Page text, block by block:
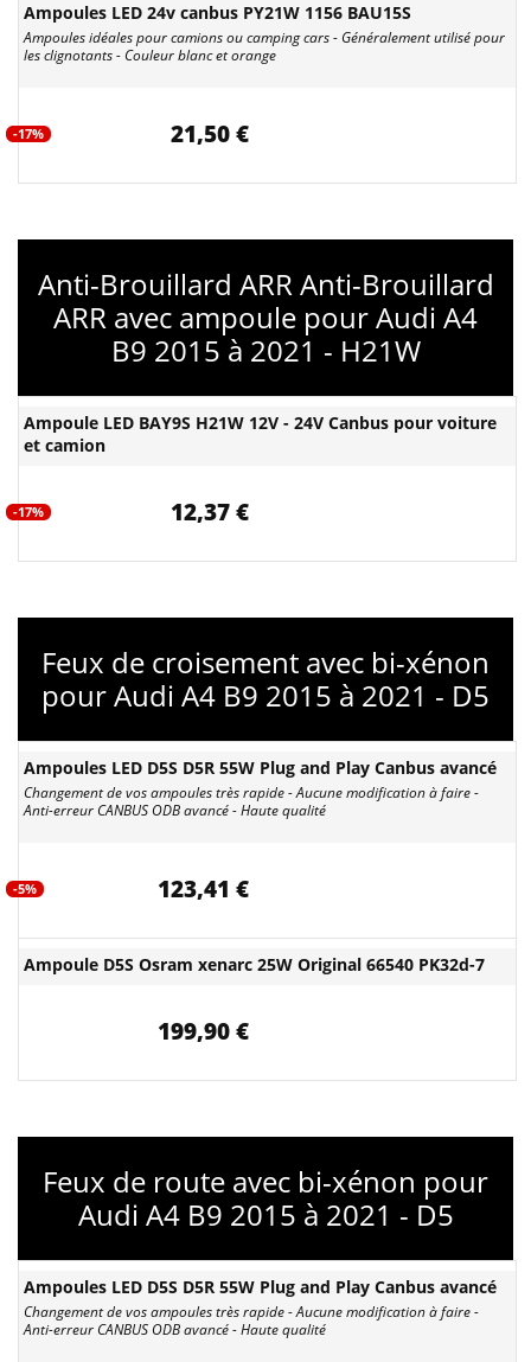
Ampoules LED 24v canbus PY21W 1156 BAU15S
Ampoules idéales pour camions ou camping cars - Généralement utilisé pour
les clignotants - Couleur blanc et orange
-17% 21,50 €
Anti-Brouillard ARR Anti-Brouillard
ARR avec ampoule pour Audi A4
B9 2015 à 2021 - H21W
Ampoule LED BAY9S H21W 12V - 24V Canbus pour voiture
et camion
-17% 12,37 €
Feux de croisement avec bi-xénon
pour Audi A4 B9 2015 à 2021 - D5
Ampoules LED D5S D5R 55W Plug and Play Canbus avancé
Changement de vos ampoules très rapide - Aucune modification à faire -
Anti-erreur CANBUS ODB avancé - Haute qualité
-5% 123,41 €
Ampoule D5S Osram xenarc 25W Original 66540 PK32d-7
199,90 €
Feux de route avec bi-xénon pour
Audi A4 B9 2015 à 2021 - D5
Ampoules LED D5S D5R 55W Plug and Play Canbus avancé
Changement de vos ampoules très rapide - Aucune modification à faire -
Anti-erreur CANBUS ODB avancé - Haute qualité